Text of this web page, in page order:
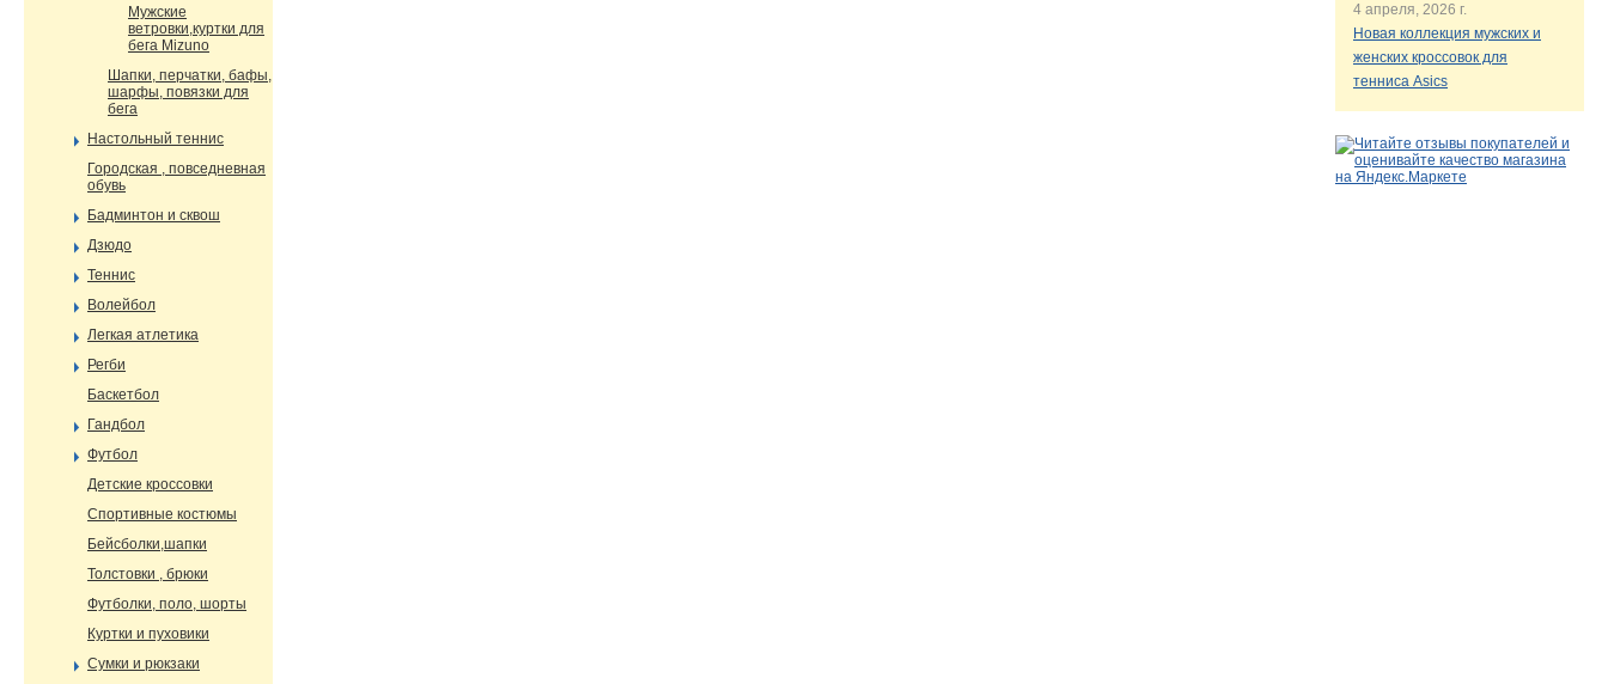
Мужские
ветровки,куртки для
бега Mizuno
Шапки, перчатки, бафы,
шарфы, повязки для
бега
Настольный теннис
Городская , повседневная
обувь
Бадминтон и сквош
Дзюдо
Теннис
Волейбол
Легкая атлетика
Регби
Баскетбол
Гандбол
Футбол
Детские кроссовки
Спортивные костюмы
Бейсболки,шапки
Толстовки , брюки
Футболки, поло, шорты
Куртки и пуховики
Сумки и рюкзаки
4 апреля, 2026 г.
Новая коллекция мужских и
женских кроссовок для
тенниса Asics